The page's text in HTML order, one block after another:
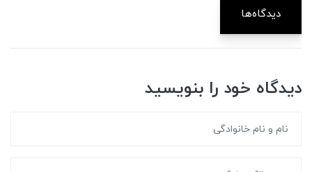
دیدگاه‌ها
دیدگاه خود را بنویسید